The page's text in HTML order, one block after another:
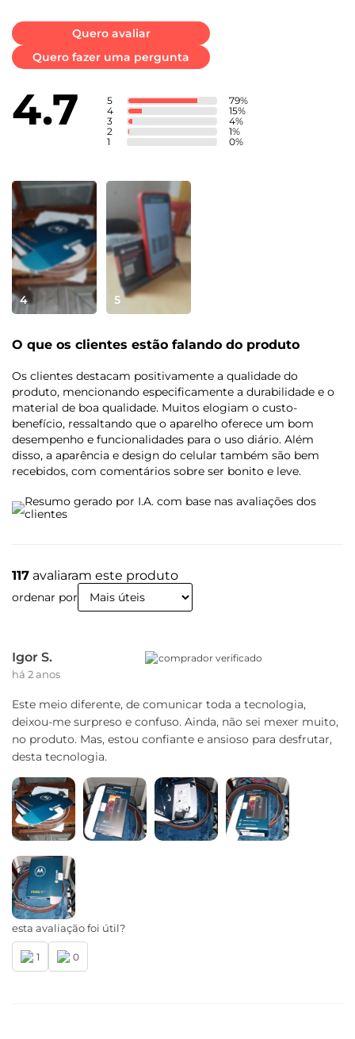
4 GB
Armazenamento
Armazenamento Disponível:52 GB
Informação de tela
Tela de 6,5" HD+ (720x 1600) | IPS |60 Hz
Bateria
Tamanho da bateria
5000 mAh
Carregador Rápido 10 W
Sensores
Acelerômetro
Proximidade
Luz Ambiente
Design
Dimensões
Altura (mm): 164,19
Entrada P2 Fone de Ouvido
Câmera
Câmera Traseira
Câmera Principal: 13 MP Zoom Digital: 4x
Flash: Sim | LED
Câmera Frontal
Câmera Principal Frontal: 5 MP | Lente 76.8° |
Abertura f/2,2
Captura de vídeo: Full HD (30 fps)
Conectividade
4.7 5 79%
4
15%
3
4%
2
1%
1
0%
Quero avaliar
Quero fazer uma pergunta
4 5
O que os clientes estão falando do produto
Os clientes destacam positivamente a qualidade do
produto, mencionando especificamente a durabilidade e o
material de boa qualidade. Muitos elogiam o custo-
benefício, ressaltando que o aparelho oferece um bom
desempenho e funcionalidades para o uso diário. Além
disso, a aparência e design do celular também são bem
recebidos, com comentários sobre ser bonito e leve.
Resumo gerado por I.A. com base nas avaliações dos
clientes
117 avaliaram este produto
ordenar por
Igor S.
há 2 anos
comprador verificado
Este meio diferente, de comunicar toda a tecnologia,
deixou-me surpreso e confuso. Ainda, não sei mexer muito,
no produto. Mas, estou confiante e ansioso para desfrutar,
desta tecnologia.
esta avaliação foi útil?
1 0